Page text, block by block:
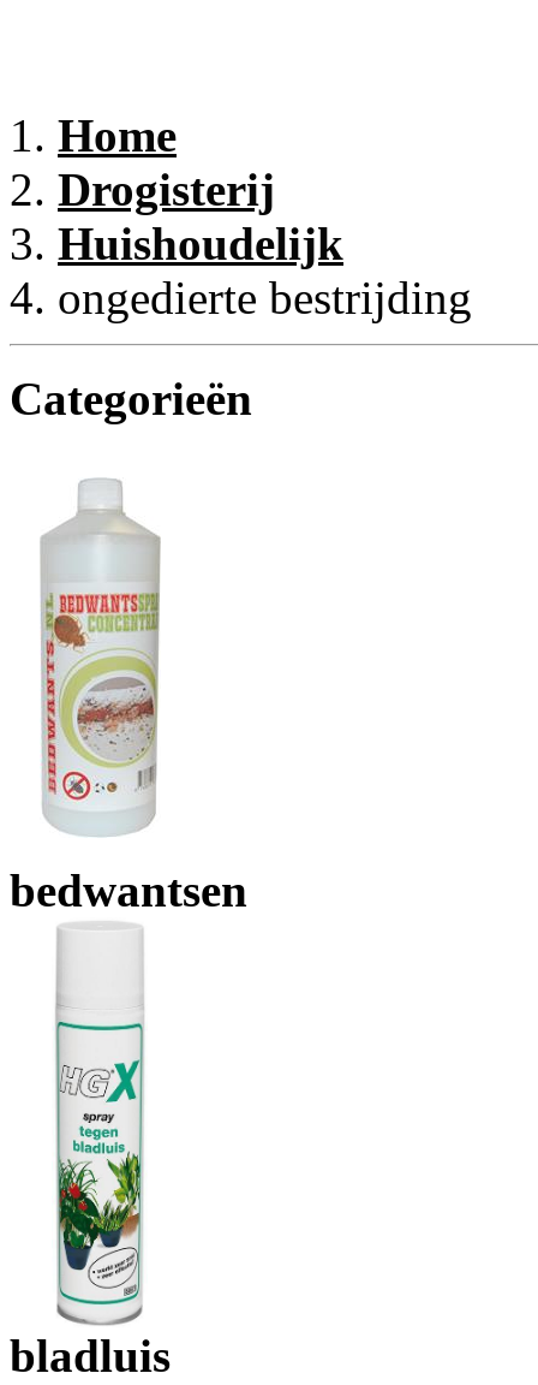
Home
Drogisterij
Huishoudelijk
ongedierte bestrijding
Categorieën
bedwantsen
bladluis